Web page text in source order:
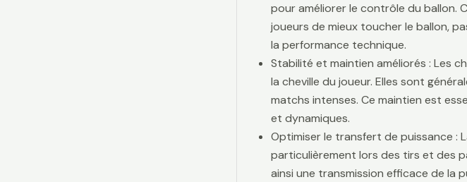
pour améliorer le contrôle du ballon.
joueurs de mieux toucher le ballon,
la performance technique.
Stabilité et maintien améliorés : Les
la cheville du joueur. Elles sont
matchs intenses. Ce maintien est
et dynamiques.
Optimiser le transfert de puissance :
particulièrement lors des tirs et des
ainsi une transmission efficace de la